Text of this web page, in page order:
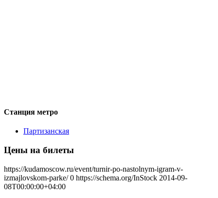
Станция метро
Партизанская
Цены на билеты
https://kudamoscow.ru/event/turnir-po-nastolnym-igram-v-
izmajlovskom-parke/ 0 https://schema.org/InStock 2014-09-
08T00:00:00+04:00